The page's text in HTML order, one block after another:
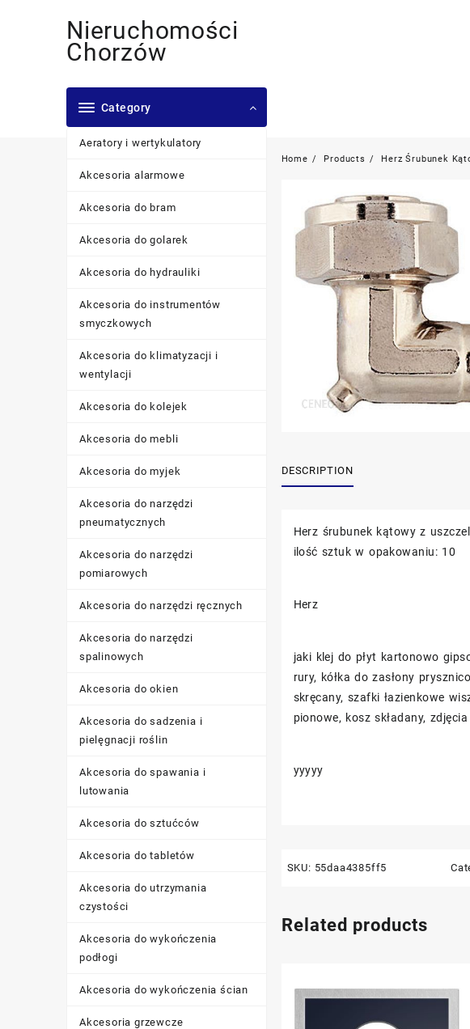
Nieruchomości
Chorzów
Category
Aeratory i wertykulatory
Akcesoria alarmowe
Akcesoria do bram
Akcesoria do golarek
Akcesoria do hydrauliki
Akcesoria do instrumentów
smyczkowych
Akcesoria do klimatyzacji i
wentylacji
Akcesoria do kolejek
Akcesoria do mebli
Akcesoria do myjek
Akcesoria do narzędzi
pneumatycznych
Akcesoria do narzędzi
pomiarowych
Akcesoria do narzędzi ręcznych
Akcesoria do narzędzi
spalinowych
Akcesoria do okien
Akcesoria do sadzenia i
pielęgnacji roślin
Akcesoria do spawania i
lutowania
Akcesoria do sztućców
Akcesoria do tabletów
Akcesoria do utrzymania
czystości
Akcesoria do wykończenia
podłogi
Akcesoria do wykończenia ścian
Akcesoria grzewcze
Home Products Herz Śrubunek
DESCRIPTION
Herz śrubunek kątowy z
ilość sztuk w opakowaniu: 10
Herz
jaki klej do płyt kartonowo
rury, kółka do zasłony
skręcany, szafki łazienkowe
pionowe, kosz składany,
yyyyy
SKU: 55daa4385ff5
Related products